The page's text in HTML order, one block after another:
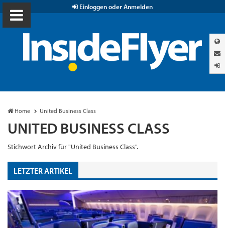
Einloggen oder Anmelden
Home United Business Class
UNITED BUSINESS CLASS
Stichwort Archiv für "United Business Class".
LETZTER ARTIKEL